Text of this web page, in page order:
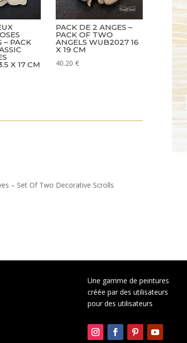
– PACK
X 17 CM
PACK DE 2 ANGES –
PACK OF TWO
ANGELS WUB2027 16
X 19 CM
40.20 €
– Set Of Two Decorative Scrolls
Une gamme de peintures
créée par des utilisateurs
pour des utilisateurs